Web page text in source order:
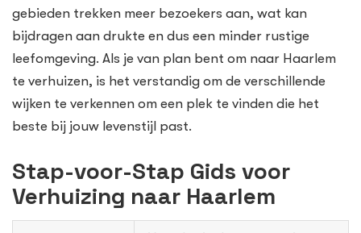
gebieden trekken meer bezoekers aan, wat kan
bijdragen aan drukte en dus een minder rustige
leefomgeving. Als je van plan bent om naar Haarlem
te verhuizen, is het verstandig om de verschillende
wijken te verkennen om een plek te vinden die het
beste bij jouw levenstijl past.
Stap-voor-Stap Gids voor
Verhuizing naar Haarlem